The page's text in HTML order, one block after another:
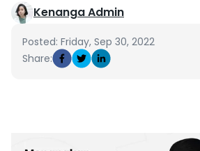
My Cart
Profile
Kenanga Admin
Posted: Friday, Sep 30, 2022
Share: